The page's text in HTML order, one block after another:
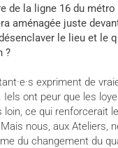
de la ligne 16 du métro
aménagée juste
le lieu et le
?
expriment de
Iels ont peur que les
loin, ce qui renforcerait
nous, aux Ateliers,
du changement du